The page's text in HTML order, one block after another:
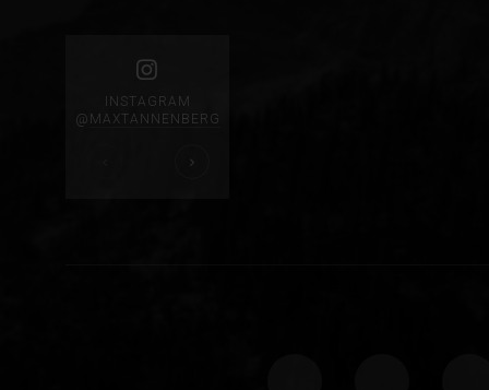
INSTAGRAM
@ MAXTANNENBERG